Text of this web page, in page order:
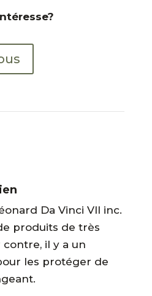
Da Vinci VII inc.
produits de très
il y a un
les protéger de